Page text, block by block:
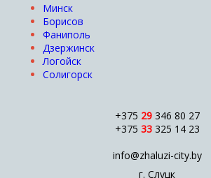
Минск
Борисов
Фаниполь
Дзержинск
Логойск
Солигорск
+375 29346 80 27
+375 33325 14 23
info@zhaluzi-city.by
г. Слуцк